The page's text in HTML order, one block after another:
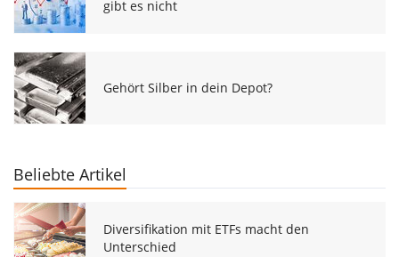
gibt es nicht
Gehört Silber in dein Depot?
Beliebte Artikel
Diversifikation mit ETFs macht den
Unterschied